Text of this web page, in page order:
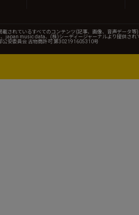
載されているすべてのコンテンツ(記事、画像、音声データ
japan music data、(株)シーディージャーナルより提供され
公安委員会 古物商許可 第302191605310号